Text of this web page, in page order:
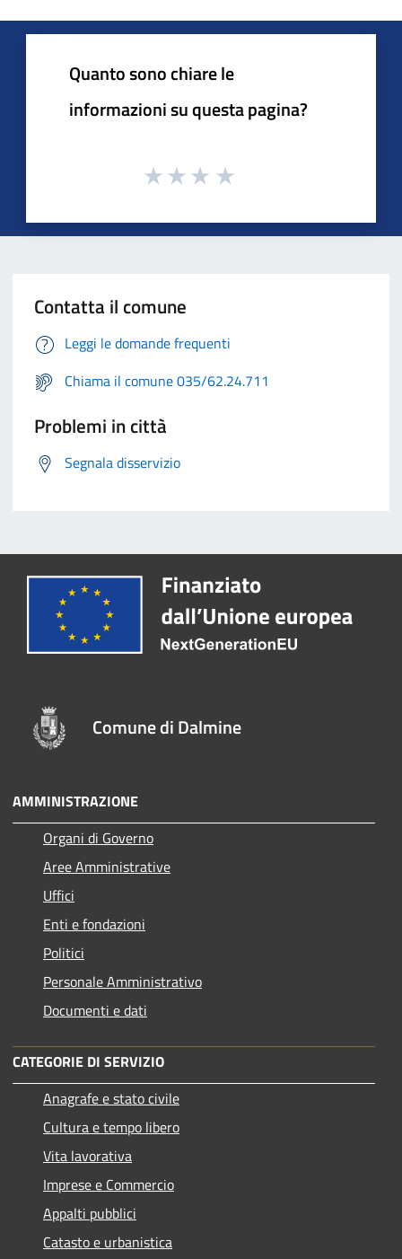
Quanto sono chiare le
informazioni su questa pagina?
Contatta il comune
Leggi le domande frequenti
Chiama il comune 035/62.24.711
Problemi in città
Segnala disservizio
Comune di Dalmine
AMMINISTRAZIONE
Organi di Governo
Aree Amministrative
Uffici
Enti e fondazioni
Politici
Personale Amministrativo
Documenti e dati
CATEGORIE DI SERVIZIO
Anagrafe e stato civile
Cultura e tempo libero
Vita lavorativa
Imprese e Commercio
Appalti pubblici
Catasto e urbanistica